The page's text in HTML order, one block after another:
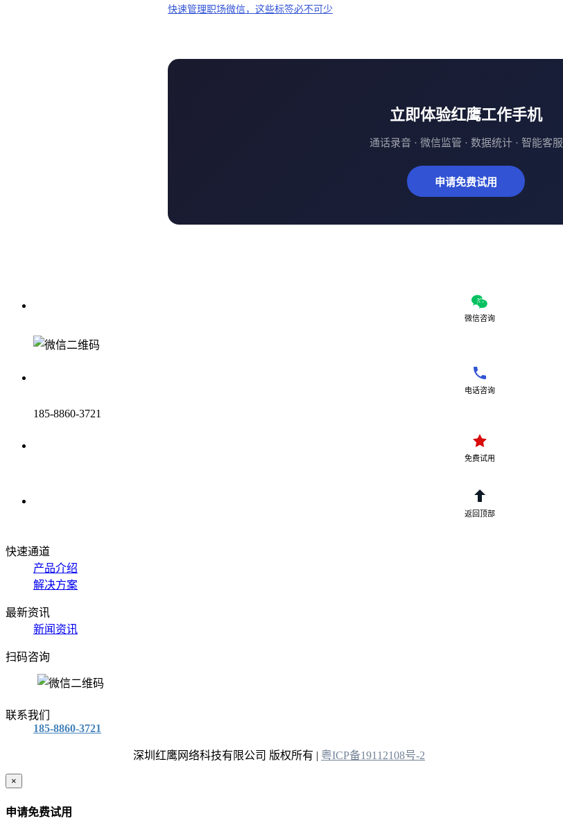
快速管理职场微信，这些标签必不可少
立即体验红鹰工作手机
通话录音 · 微信监管 · 数据统计 · 智能客服
申请免费试用
微信咨询
电话咨询
185-8860-3721
免费试用
返回顶部
快速通道
产品介绍
解决方案
最新资讯
新闻资讯
扫码咨询
联系我们
185-8860-3721
深圳红鹰网络科技有限公司 版权所有 | 粤ICP备19112108号-2
×
申请免费试用